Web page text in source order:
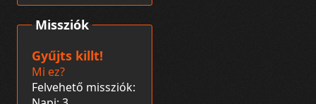
Missziók
Gyűjts killt!
Mi ez?
Felvehető missziók: